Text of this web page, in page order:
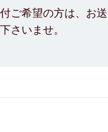
ご希望の方は、お
さいませ。